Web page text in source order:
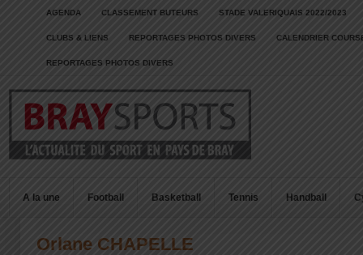
AGENDA CLASSEMENT BUTEURS STADE VALERIQUAIS 2022/2023
CLUBS & LIENS REPORTAGES PHOTOS DIVERS CALENDRIER
REPORTAGES PHOTOS DIVERS
A la une Football Basketball Tennis Handball
Orlane CHAPELLE